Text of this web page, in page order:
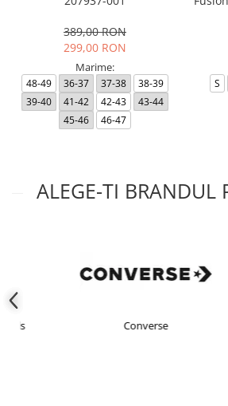
389,00 RON
299,00 RON
Marime:
48-49 36-37 37-38
38-39
39-40
41-42 42-43
43-44
45-46
46-47
S
ALEGE-TI BRANDUL